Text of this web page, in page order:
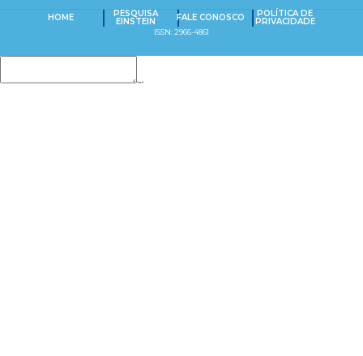
HOME PESQUISA
EINSTEIN FALE CONOSCO POLÍTICA DE
PRIVACIDADE
ISSN: 2966-4861
Insert